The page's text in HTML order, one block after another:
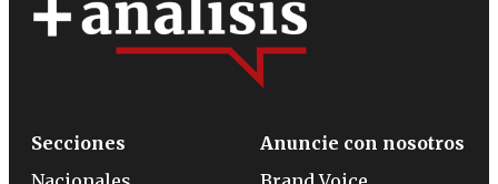
Secciones
Anuncie con nosotros